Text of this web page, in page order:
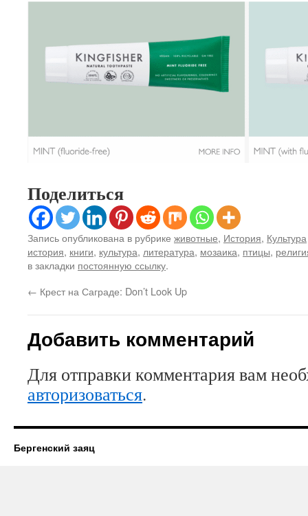
Поделиться
Запись опубликована в рубрике животные, История, Культура
история, книги, культура, литература, мозаика, птицы,
в закладки постоянную ссылку.
← Крест на Саграде: Don’t Look Up
Добавить комментарий
Для отправки комментария вам
авторизоваться.
Бергенский заяц